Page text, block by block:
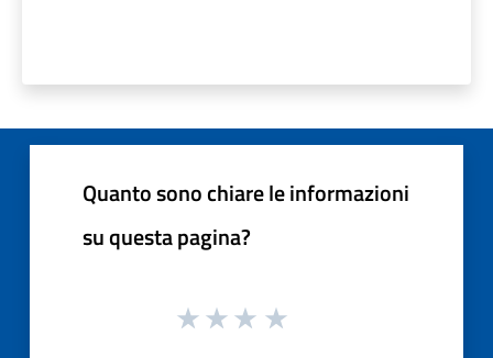
Quanto sono chiare le informazioni
su questa pagina?